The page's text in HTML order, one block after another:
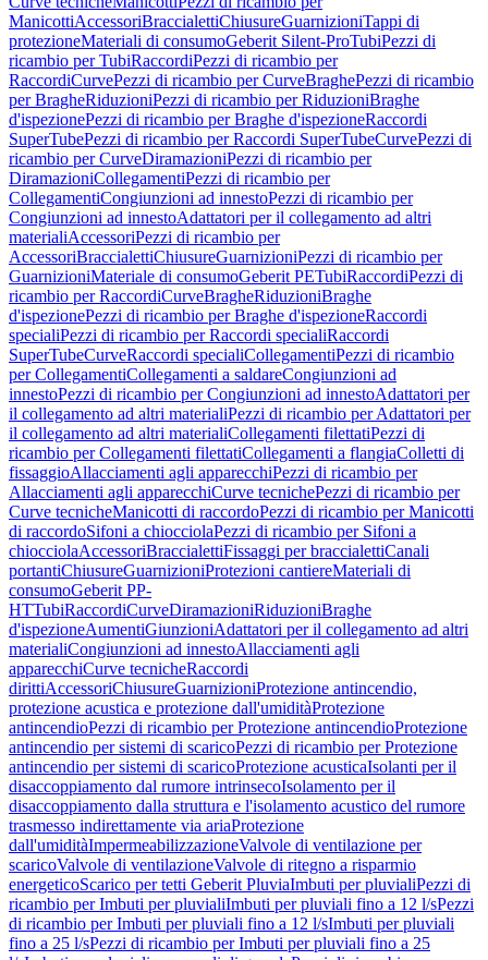
ManicottiAccessoriBraccialettiChiusureGuarnizioniTappi di
protezioneMateriali di consumoGeberit Silent-ProTubiPezzi di
ricambio per TubiRaccordiPezzi di ricambio per
RaccordiCurvePezzi di ricambio per CurveBraghePezzi di ricambio
per BragheRiduzioniPezzi di ricambio per RiduzioniBraghe
d'ispezionePezzi di ricambio per Braghe d'ispezioneRaccordi
SuperTubePezzi di ricambio per Raccordi SuperTubeCurvePezzi di
ricambio per CurveDiramazioniPezzi di ricambio per
DiramazioniCollegamentiPezzi di ricambio per
CollegamentiCongiunzioni ad innestoPezzi di ricambio per
Congiunzioni ad innestoAdattatori per il collegamento ad altri
materialiAccessoriPezzi di ricambio per
AccessoriBraccialettiChiusureGuarnizioniPezzi di ricambio per
GuarnizioniMateriale di consumoGeberit PETubiRaccordiPezzi di
ricambio per RaccordiCurveBragheRiduzioniBraghe
d'ispezionePezzi di ricambio per Braghe d'ispezioneRaccordi
specialiPezzi di ricambio per Raccordi specialiRaccordi
SuperTubeCurveRaccordi specialiCollegamentiPezzi di ricambio
per CollegamentiCollegamenti a saldareCongiunzioni ad
innestoPezzi di ricambio per Congiunzioni ad innestoAdattatori per
il collegamento ad altri materialiPezzi di ricambio per Adattatori per
il collegamento ad altri materialiCollegamenti filettatiPezzi di
ricambio per Collegamenti filettatiCollegamenti a flangiaColletti di
fissaggioAllacciamenti agli apparecchiPezzi di ricambio per
Allacciamenti agli apparecchiCurve tecnichePezzi di ricambio per
Curve tecnicheManicotti di raccordoPezzi di ricambio per Manicotti
di raccordoSifoni a chiocciolaPezzi di ricambio per Sifoni a
chiocciolaAccessoriBraccialettiFissaggi per braccialettiCanali
portantiChiusureGuarnizioniProtezioni cantiereMateriali di
consumoGeberit PP-
HTTubiRaccordiCurveDiramazioniRiduzioniBraghe
d'ispezioneAumentiGiunzioniAdattatori per il collegamento ad altri
materialiCongiunzioni ad innestoAllacciamenti agli
apparecchiCurve tecnicheRaccordi
dirittiAccessoriChiusureGuarnizioniProtezione antincendio,
protezione acustica e protezione dall'umiditàProtezione
antincendioPezzi di ricambio per Protezione antincendioProtezione
antincendio per sistemi di scaricoPezzi di ricambio per Protezione
antincendio per sistemi di scaricoProtezione acusticaIsolanti per il
disaccoppiamento dal rumore intrinsecoIsolamento per il
disaccoppiamento dalla struttura e l'isolamento acustico del rumore
trasmesso indirettamente via ariaProtezione
dall'umiditàImpermeabilizzazioneValvole di ventilazione per
scaricoValvole di ventilazioneValvole di ritegno a risparmio
energeticoScarico per tetti Geberit PluviaImbuti per pluvialiPezzi di
ricambio per Imbuti per pluvialiImbuti per pluviali fino a 12 l/sPezzi
di ricambio per Imbuti per pluviali fino a 12 l/sImbuti per pluviali
fino a 25 l/sPezzi di ricambio per Imbuti per pluviali fino a 25